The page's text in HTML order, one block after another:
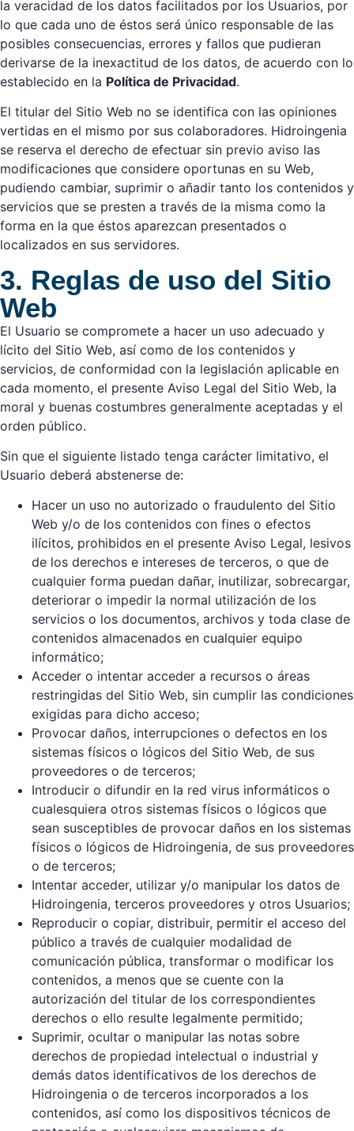
la veracidad de los datos facilitados por los Usuarios, por
lo que cada uno de éstos será único responsable de las
posibles consecuencias, errores y fallos que pudieran
derivarse de la inexactitud de los datos, de acuerdo con lo
establecido en la Política de Privacidad.
El titular del Sitio Web no se identifica con las opiniones
vertidas en el mismo por sus colaboradores. Hidroingenia
se reserva el derecho de efectuar sin previo aviso las
modificaciones que considere oportunas en su Web,
pudiendo cambiar, suprimir o añadir tanto los contenidos y
servicios que se presten a través de la misma como la
forma en la que éstos aparezcan presentados o
localizados en sus servidores.
3. Reglas de uso del Sitio
Web
El Usuario se compromete a hacer un uso adecuado y
lícito del Sitio Web, así como de los contenidos y
servicios, de conformidad con la legislación aplicable en
cada momento, el presente Aviso Legal del Sitio Web, la
moral y buenas costumbres generalmente aceptadas y el
orden público.
Sin que el siguiente listado tenga carácter limitativo, el
Usuario deberá abstenerse de:
Hacer un uso no autorizado o fraudulento del Sitio
Web y/o de los contenidos con fines o efectos
ilícitos, prohibidos en el presente Aviso Legal, lesivos
de los derechos e intereses de terceros, o que de
cualquier forma puedan dañar, inutilizar, sobrecargar,
deteriorar o impedir la normal utilización de los
servicios o los documentos, archivos y toda clase de
contenidos almacenados en cualquier equipo
informático;
Acceder o intentar acceder a recursos o áreas
restringidas del Sitio Web, sin cumplir las condiciones
exigidas para dicho acceso;
Provocar daños, interrupciones o defectos en los
sistemas físicos o lógicos del Sitio Web, de sus
proveedores o de terceros;
Introducir o difundir en la red virus informáticos o
cualesquiera otros sistemas físicos o lógicos que
sean susceptibles de provocar daños en los sistemas
físicos o lógicos de Hidroingenia, de sus proveedores
o de terceros;
Intentar acceder, utilizar y/o manipular los datos de
Hidroingenia, terceros proveedores y otros Usuarios;
Reproducir o copiar, distribuir, permitir el acceso del
público a través de cualquier modalidad de
comunicación pública, transformar o modificar los
contenidos, a menos que se cuente con la
autorización del titular de los correspondientes
derechos o ello resulte legalmente permitido;
Suprimir, ocultar o manipular las notas sobre
derechos de propiedad intelectual o industrial y
demás datos identificativos de los derechos de
Hidroingenia o de terceros incorporados a los
contenidos, así como los dispositivos técnicos de